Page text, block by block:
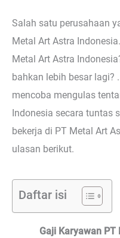
Salah satu perusahaan
Metal Art Astra
Metal Art Astra
bahkan lebih besar lagi?
mencoba mengulas
Indonesia secara tuntas
bekerja di PT Metal Art
ulasan berikut.
Daftar isi
Gaji Karyawan